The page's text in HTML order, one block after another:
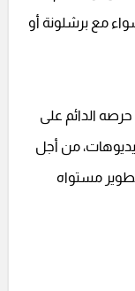
مع برشلونة أو
حرصه الدائم على
من أجل
مستواه